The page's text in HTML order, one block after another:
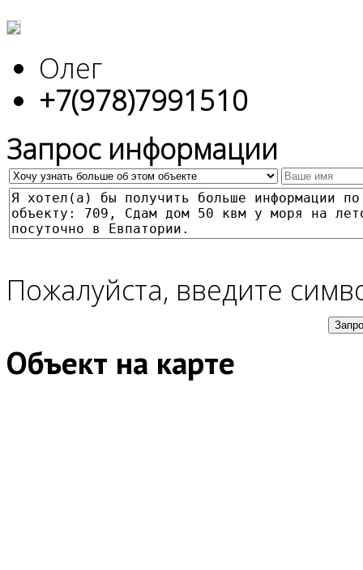
Олег
+7(978)7991510
Запрос информации
Пожалуйста, введите
Объект на карте